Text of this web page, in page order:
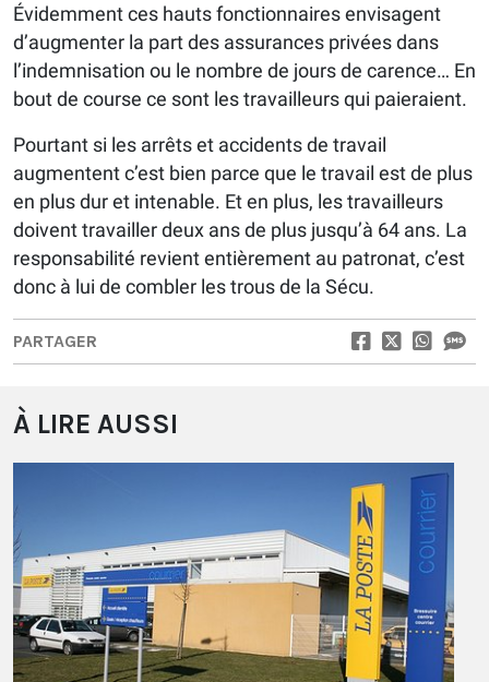
Évidemment ces hauts fonctionnaires envisagent
d’augmenter la part des assurances privées dans
l’indemnisation ou le nombre de jours de carence… En
bout de course ce sont les travailleurs qui paieraient.
Pourtant si les arrêts et accidents de travail
augmentent c’est bien parce que le travail est de plus
en plus dur et intenable. Et en plus, les travailleurs
doivent travailler deux ans de plus jusqu’à 64 ans. La
responsabilité revient entièrement au patronat, c’est
donc à lui de combler les trous de la Sécu.
PARTAGER
À LIRE AUSSI